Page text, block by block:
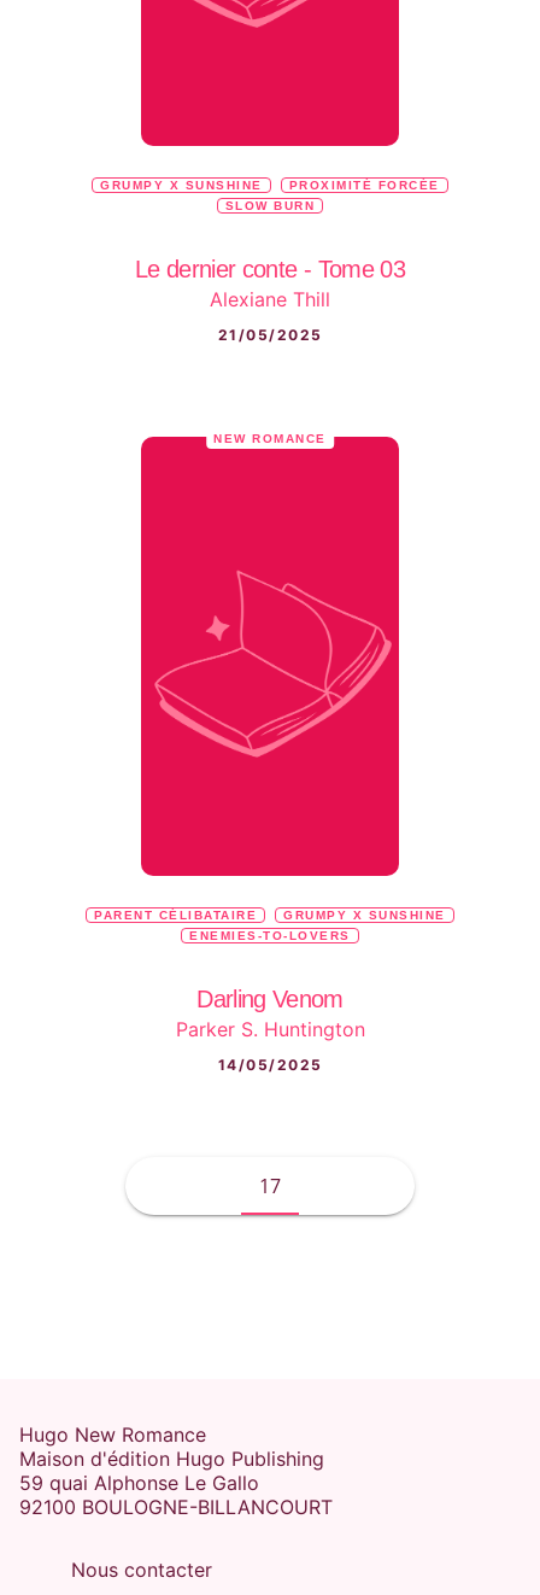
GRUMPY X SUNSHINE
PROXIMITÉ FORCÉE
SLOW BURN
Le dernier conte - Tome 03
Alexiane Thill
21/05/2025
NEW ROMANCE
PARENT CÉLIBATAIRE
GRUMPY X SUNSHINE
ENEMIES-TO-LOVERS
Darling Venom
Parker S. Huntington
14/05/2025
17
Hugo New Romance
Maison d'édition Hugo Publishing
59 quai Alphonse Le Gallo
92100 BOULOGNE-BILLANCOURT
Nous contacter